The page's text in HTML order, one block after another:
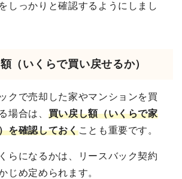
しっかりと確認するようにしまし
（いくらで買い戻せるか）
クで売却した家やマンションを買
場合は、 買い戻し額（いくらで家
を確認しておくことも重要です。
らになるかは、リースバック契約
じめ定められます。